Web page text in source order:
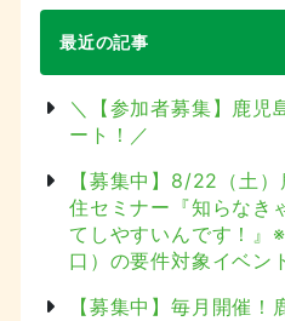
最近の記事
＼【参加者募集】鹿児
ート！／
【募集中】8/22（土
住セミナー『知らなき
てしやすいんです！』
口）の要件対象イベン
【募集中】毎月開催